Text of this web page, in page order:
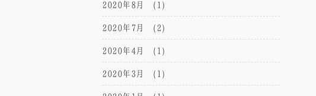
2020年8月 (1)
2020年7月 (2)
2020年4月 (1)
2020年3月 (1)